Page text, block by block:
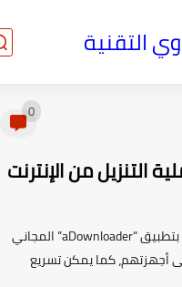
التقنية
من الإنترنت
لذا يمكن لمستخدمي آندرويد الآن الإستعانة بتطبيق “aDownloader” المجاني
كما يمكن تسريع